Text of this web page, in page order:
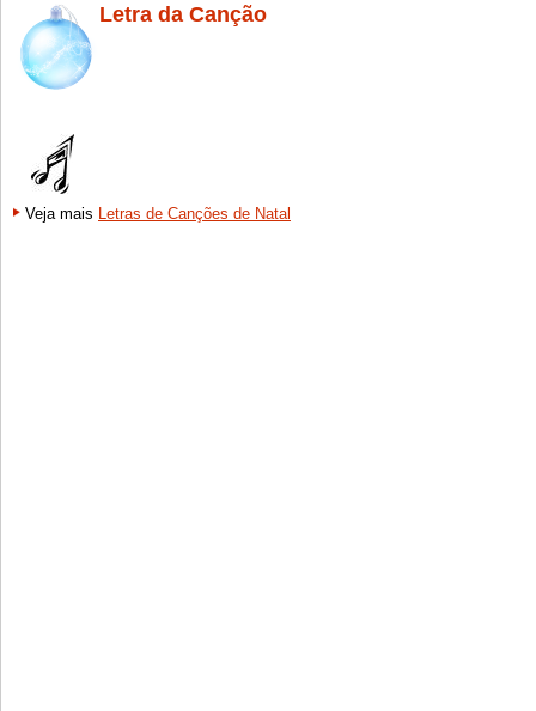
Letra da Canção
Veja mais Letras de Canções de Natal